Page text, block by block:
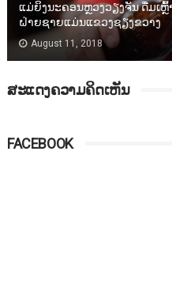
ແມ່ຍິງນະຄອນຫຼວງວຽງຈັນ ດື່ມເຫຼົ້
ຝ່າຍຊາຍແມ່ນແຂວງຊຽງຂວາງ
August 11, 2018
ສະແດງຄວາມຄິດເຫັນ
FACEBOOK